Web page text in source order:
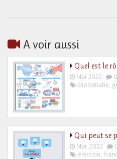
A voir aussi
Quel est le
Mai 2022
0
diplomatie,
Qui peut se
Mar 2022
élection,